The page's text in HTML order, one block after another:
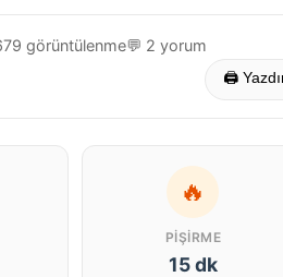
görüntülenme💬 2 yorum
🖨
🔥
PIŞIRME
15 dk